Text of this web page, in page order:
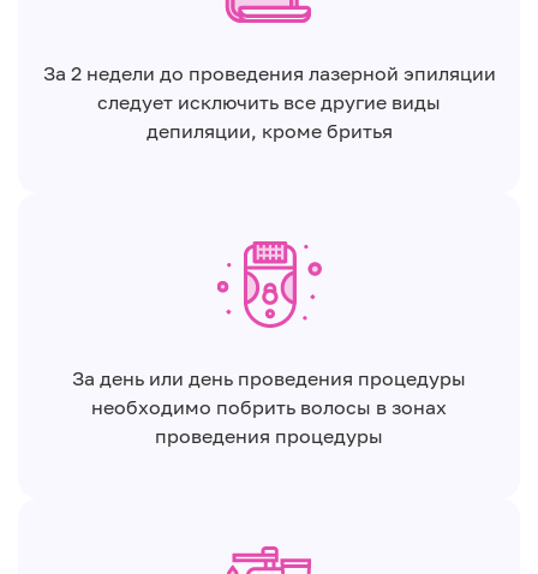
За 2 недели до проведения лазерной эпиляции
следует исключить все другие виды
депиляции, кроме бритья
За день или день проведения процедуры
необходимо побрить волосы в зонах
проведения процедуры